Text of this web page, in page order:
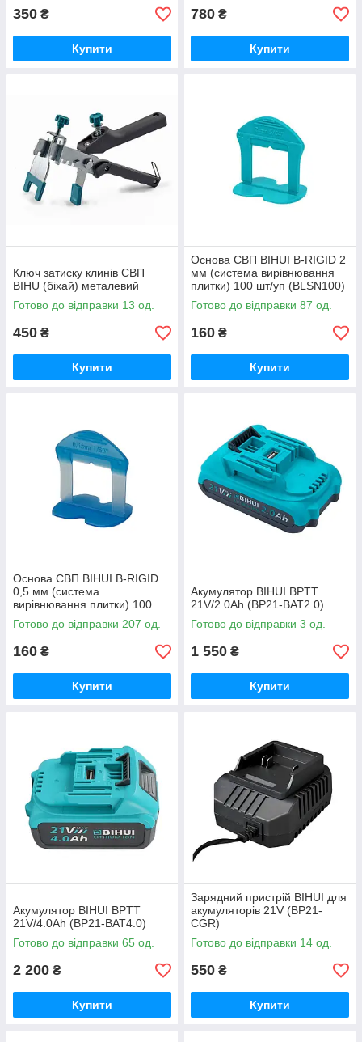
350 ₴
Купити
780 ₴
Купити
Ключ затиску клинів СВП
BIHU (біхай) металевий
Готово до відправки 13 од.
450 ₴
Купити
Основа СВП BIHUI B-RIGID 2
мм (система вирівнювання
плитки) 100 шт/уп (BLSN100)
Готово до відправки 87 од.
160 ₴
Купити
Основа СВП BIHUI B-RIGID
0,5 мм (система
вирівнювання плитки) 100
шт/уп (BLSS100)
Готово до відправки 207 од.
160 ₴
Купити
Акумулятор BIHUI BPTT
21V/2.0Ah (BP21-BAT2.0)
Готово до відправки 3 од.
1 550 ₴
Купити
Акумулятор BIHUI BPTT
21V/4.0Ah (BP21-BAT4.0)
Готово до відправки 65 од.
2 200 ₴
Купити
Зарядний пристрій BIHUI для
акумуляторів 21V (BP21-
CGR)
Готово до відправки 14 од.
550 ₴
Купити